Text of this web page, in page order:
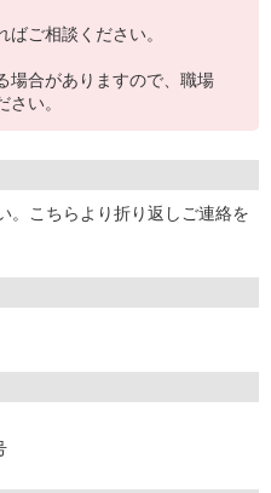
ご相談ください。
場合がありますので、職場
さい。
。こちらより折り返しご連絡を